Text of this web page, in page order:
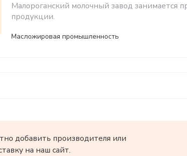
Малороганский молочный завод занимается
продукции.
Масложировая промышленность
добавить производителя или
на наш сайт.